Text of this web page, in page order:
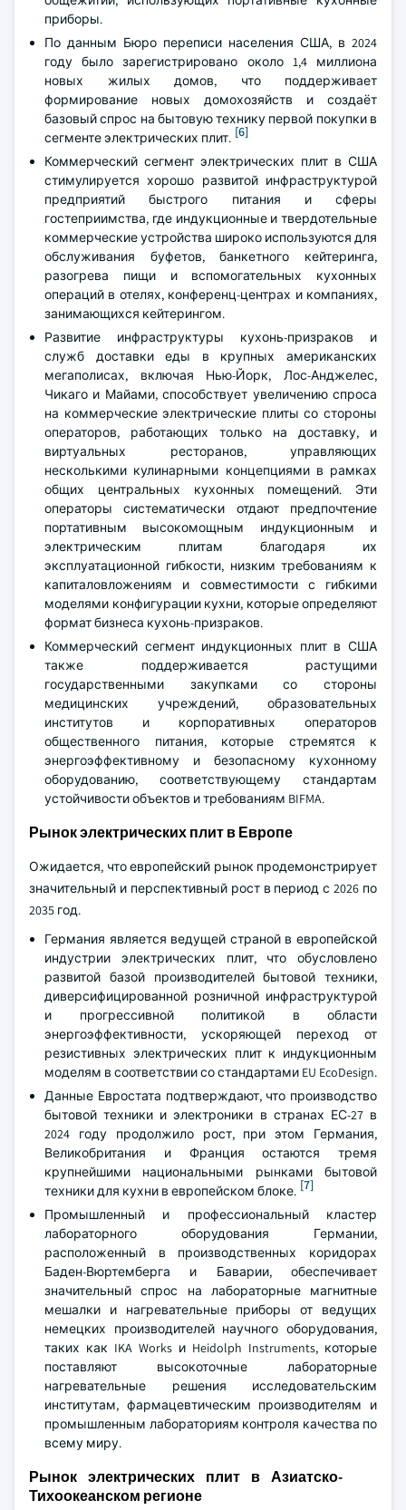
приборы.
По данным Бюро переписи населения США, в 2024
году было зарегистрировано около 1,4 миллиона
новых жилых домов, что поддерживает
формирование новых домохозяйств и создаёт
базовый спрос на бытовую технику первой покупки в
сегменте электрических плит. [6]
Коммерческий сегмент электрических плит в США
стимулируется хорошо развитой инфраструктурой
предприятий быстрого питания и сферы
гостеприимства, где индукционные и твердотельные
коммерческие устройства широко используются для
обслуживания буфетов, банкетного кейтеринга,
разогрева пищи и вспомогательных кухонных
операций в отелях, конференц-центрах и компаниях,
занимающихся кейтерингом.
Развитие инфраструктуры кухонь-призраков и
служб доставки еды в крупных американских
мегаполисах, включая Нью-Йорк, Лос-Анджелес,
Чикаго и Майами, способствует увеличению спроса
на коммерческие электрические плиты со стороны
операторов, работающих только на доставку, и
виртуальных ресторанов, управляющих
несколькими кулинарными концепциями в рамках
общих центральных кухонных помещений. Эти
операторы систематически отдают предпочтение
портативным высокомощным индукционным и
электрическим плитам благодаря их
эксплуатационной гибкости, низким требованиям к
капиталовложениям и совместимости с гибкими
моделями конфигурации кухни, которые определяют
формат бизнеса кухонь-призраков.
Коммерческий сегмент индукционных плит в США
также поддерживается растущими
государственными закупками со стороны
медицинских учреждений, образовательных
институтов и корпоративных операторов
общественного питания, которые стремятся к
энергоэффективному и безопасному кухонному
оборудованию, соответствующему стандартам
устойчивости объектов и требованиям BIFMA.
Рынок электрических плит в Европе
Ожидается, что европейский рынок продемонстрирует
значительный и перспективный рост в период с 2026 по
2035 год.
Германия является ведущей страной в европейской
индустрии электрических плит, что обусловлено
развитой базой производителей бытовой техники,
диверсифицированной розничной инфраструктурой
и прогрессивной политикой в области
энергоэффективности, ускоряющей переход от
резистивных электрических плит к индукционным
моделям в соответствии со стандартами EU EcoDesign.
Данные Евростата подтверждают, что производство
бытовой техники и электроники в странах ЕС-27 в
2024 году продолжило рост, при этом Германия,
Великобритания и Франция остаются тремя
крупнейшими национальными рынками бытовой
техники для кухни в европейском блоке. [7]
Промышленный и профессиональный кластер
лабораторного оборудования Германии,
расположенный в производственных коридорах
Баден-Вюртемберга и Баварии, обеспечивает
значительный спрос на лабораторные магнитные
мешалки и нагревательные приборы от ведущих
немецких производителей научного оборудования,
таких как IKA Works и Heidolph Instruments, которые
поставляют высокоточные лабораторные
нагревательные решения исследовательским
институтам, фармацевтическим производителям и
промышленным лабораториям контроля качества по
всему миру.
Рынок электрических плит в Азиатско-
Тихоокеанском регионе